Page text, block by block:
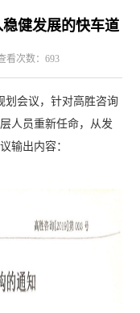
健发展的快车道
看次数：693
会议，针对高胜咨询
人员重新任命，从发
输出内容：